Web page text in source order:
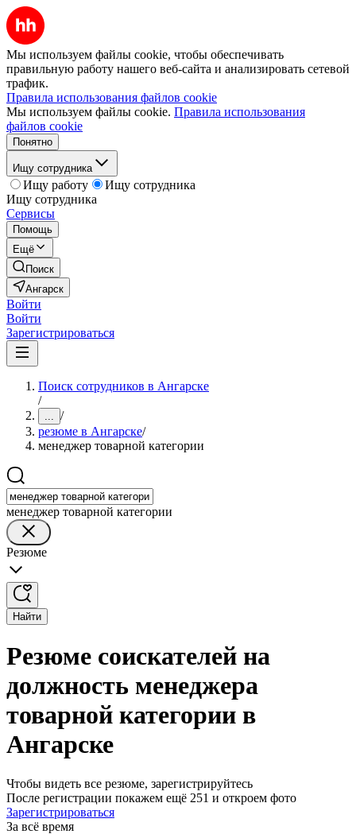
Мы используем файлы cookie, чтобы обеспечивать
правильную работу нашего веб-сайта и анализировать сетевой
трафик.
Правила использования файлов cookie
Мы используем файлы cookie. Правила использования
файлов cookie
Понятно
Ищу сотрудника
Ищу работу
Ищу сотрудника
Ищу сотрудника
Сервисы
Помощь
Ещё
Поиск
Ангарск
Войти
Войти
Зарегистрироваться
Поиск сотрудников в Ангарске
/
... /
резюме в Ангарске/
менеджер товарной категории
менеджер товарной категории
Резюме
Найти
Резюме соискателей на
должность менеджера
товарной категории в
Ангарске
Чтобы видеть все резюме, зарегистрируйтесь
После регистрации покажем ещё 251 и откроем фото
Зарегистрироваться
За всё время